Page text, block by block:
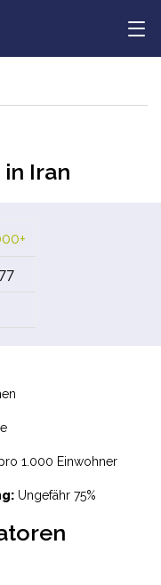
Iran
1.000 Einwohner
Ungefähr 75%